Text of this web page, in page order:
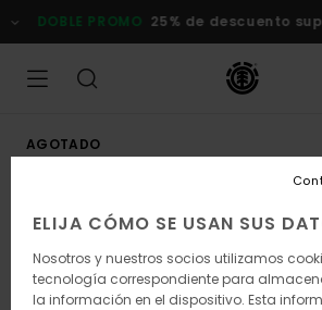
la
DOBLE PROMO 25% de descuento
AGOTADO
ELIJA CÓMO SE USAN SUS
Nosotros y nuestros socios utilizamos
tecnología correspondiente para
la información en el dispositivo. Esta